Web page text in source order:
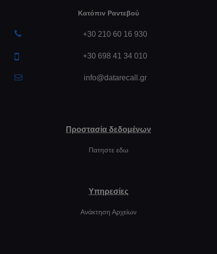
Κατόπιν Ραντεβού
+30 210 60 16 930
+30 698 41 34 010
info@datarecall.gr
Προστασία δεδομένων
Πατηστε εδω
Υπηρεσίες
Ανάκτηση Αρχείων